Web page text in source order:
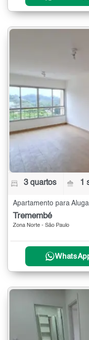
3 quartos 1
Apartamento para
Tremembé
Zona Norte - São Paulo